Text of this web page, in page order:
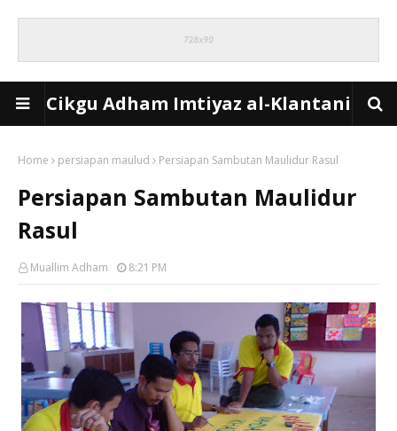
Cikgu Adham Imtiyaz al-Klantani
Home persiapan maulud Persiapan Sambutan Maulidur Rasul
Persiapan Sambutan Maulidur
Rasul
Muallim Adham 8:21 PM